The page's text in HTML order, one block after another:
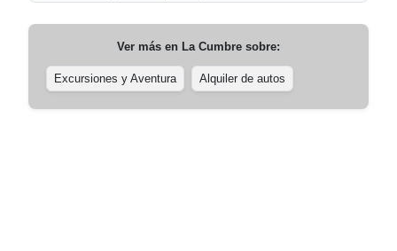
Ver más en La Cumbre sobre:
Excursiones y Aventura Alquiler de autos